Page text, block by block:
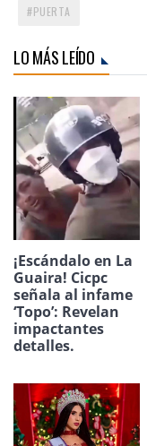
PUERTA
LO MÁS LEÍDO
¡Escándalo en La
Guaira! Cicpc
señala al infame
‘Topo’: Revelan
impactantes
detalles.